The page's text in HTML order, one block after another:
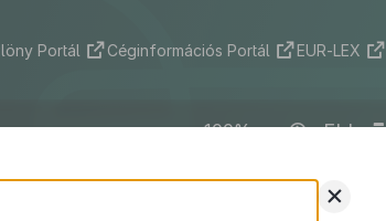
Portál Céginformációs Portál EUR-LEX
ELI
rendelet +